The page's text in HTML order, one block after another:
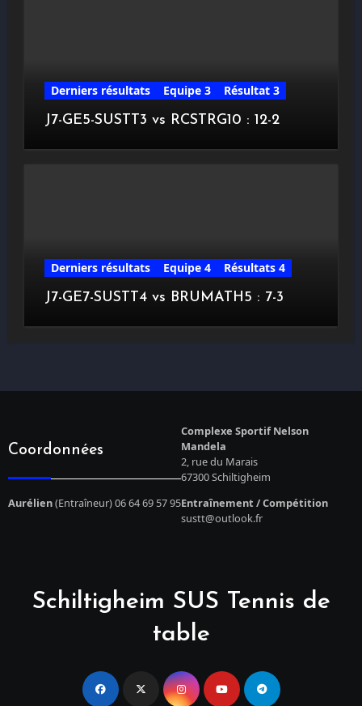
Derniers résultats Equipe 3
Résultat 3
J7-GE5-SUSTT3 vs RCSTRG10 : 12-2
Derniers résultats Equipe 4
Résultats 4
J7-GE7-SUSTT4 vs BRUMATH5 : 7-3
Coordonnées
Complexe Sportif Nelson
Mandela
2, rue du Marais
67300 Schiltigheim
Aurélien(Entraîneur) 06 64 69 57 95Entraînement / Compétition
sustt@outlook.fr
Schiltigheim SUS Tennis de
table